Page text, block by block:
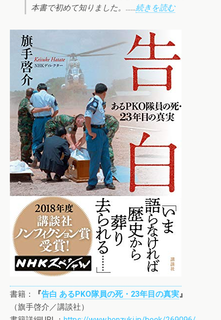
本書で初めて知りました。……続きを読む
書籍： 『告白 あるPKO隊員の死・23年目の真実』
（旗手啓介／講談社）